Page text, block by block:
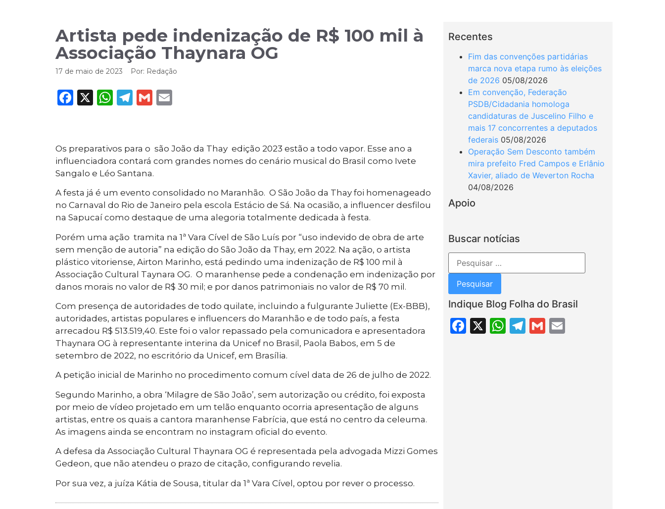
Artista pede indenização de R$ 100 mil à
Associação Thaynara OG
17 de maio de 2023 Por: Redação
Facebook
X WhatsApp
Telegram
Gmail
Os preparativos para o são João da Thay edição 2023 estão a todo vapor. Esse ano a
influenciadora contará com grandes nomes do cenário musical do Brasil como Ivete
Sangalo e Léo Santana.
A festa já é um evento consolidado no Maranhão. O São João da Thay foi homenageado
no Carnaval do Rio de Janeiro pela escola Estácio de Sá. Na ocasião, a influencer desfilou
na Sapucaí como destaque de uma alegoria totalmente dedicada à festa.
Porém uma ação tramita na 1ª Vara Cível de São Luís por “uso indevido de obra de arte
sem menção de autoria” na edição do São João da Thay, em 2022. Na ação, o artista
plástico vitoriense, Airton Marinho, está pedindo uma indenização de R$ 100 mil à
Associação Cultural Taynara OG. O maranhense pede a condenação em indenização por
danos morais no valor de R$ 30 mil; e por danos patrimoniais no valor de R$ 70 mil.
Com presença de autoridades de todo quilate, incluindo a fulgurante Juliette (Ex-BBB),
autoridades, artistas populares e influencers do Maranhão e de todo país, a festa
arrecadou R$ 513.519,40. Este foi o valor repassado pela comunicadora e apresentadora
Thaynara OG à representante interina da Unicef no Brasil, Paola Babos, em 5 de
setembro de 2022, no escritório da Unicef, em Brasília.
A petição inicial de Marinho no procedimento comum cível data de 26 de julho de 2022.
Segundo Marinho, a obra ‘Milagre de São João’, sem autorização ou crédito, foi exposta
por meio de vídeo projetado em um telão enquanto ocorria apresentação de alguns
artistas, entre os quais a cantora maranhense Fabrícia, que está no centro da celeuma.
As imagens ainda se encontram no instagram oficial do evento.
A defesa da Associação Cultural Thaynara OG é representada pela advogada Mizzi Gomes
Gedeon, que não atendeu o prazo de citação, configurando revelia.
Por sua vez, a juíza Kátia de Sousa, titular da 1ª Vara Cível, optou por rever o processo.
Recentes
Fim das convenções partidárias
marca nova etapa rumo às eleições
de 2026 05/08/2026
Em convenção, Federação
PSDB/Cidadania homologa
candidaturas de Juscelino Filho e
mais 17 concorrentes a deputados
federais 05/08/2026
Operação Sem Desconto também
mira prefeito Fred Campos e Erlânio
Xavier, aliado de Weverton Rocha
04/08/2026
Apoio
Buscar notícias
Indique Blog Folha do Brasil
Facebook
X WhatsApp
Telegram
Gmail